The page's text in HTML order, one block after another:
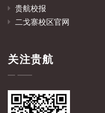
贵航校报
二戈寨校区官网
关注贵航